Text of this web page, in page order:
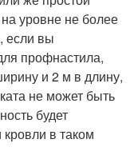
уровне не более
если вы
профнастила,
и 2 м в длину,
не может быть
будет
в таком